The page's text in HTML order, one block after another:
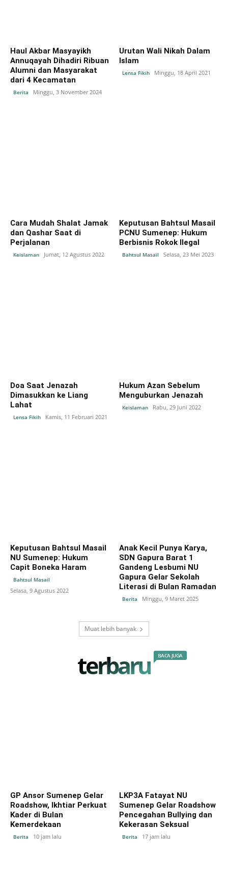
Haul Akbar Masyayikh
Annuqayah Dihadiri Ribuan
Alumni dan Masyarakat
dari 4 Kecamatan
Berita Minggu, 3 November 2024
Urutan Wali Nikah Dalam
Islam
Lensa Fikih Minggu, 18 April 2021
Cara Mudah Shalat Jamak
dan Qashar Saat di
Perjalanan
Keislaman Jumat, 12 Agustus 2022
Keputusan Bahtsul Masail
PCNU Sumenep: Hukum
Berbisnis Rokok Ilegal
Bahtsul Masail Selasa, 23 Mei 2023
Doa Saat Jenazah
Dimasukkan ke Liang
Lahat
Lensa Fikih Kamis, 11 Februari 2021
Hukum Azan Sebelum
Menguburkan Jenazah
Keislaman Rabu, 29 Juni 2022
Keputusan Bahtsul Masail
NU Sumenep: Hukum
Capit Boneka Haram
Bahtsul Masail
Selasa, 9 Agustus 2022
Anak Kecil Punya Karya,
SDN Gapura Barat 1
Gandeng Lesbumi NU
Gapura Gelar Sekolah
Literasi di Bulan Ramadan
Berita Minggu, 9 Maret 2025
Muat lebih banyak
terbaru BACA JUGA
GP Ansor Sumenep Gelar
Roadshow, Ikhtiar Perkuat
Kader di Bulan
Kemerdekaan
Berita 10 jam lalu
LKP3A Fatayat NU
Sumenep Gelar Roadshow
Pencegahan Bullying dan
Kekerasan Seksual
Berita 17 jam lalu